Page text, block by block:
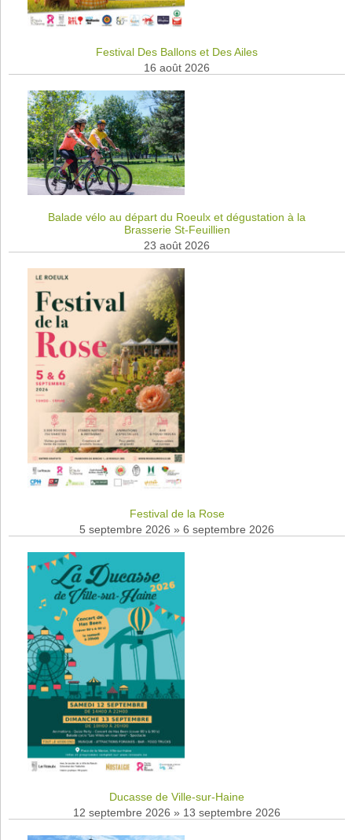
Festival Des Ballons et Des Ailes
16 août 2026
Balade vélo au départ du Roeulx et dégustation à la
Brasserie St-Feuillien
23 août 2026
Festival de la Rose
5 septembre 2026 » 6 septembre 2026
Ducasse de Ville-sur-Haine
12 septembre 2026 » 13 septembre 2026